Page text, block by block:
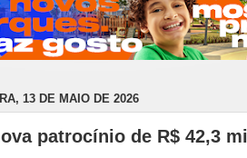
13 DE MAIO DE 2026
patrocínio de R$ 42,3